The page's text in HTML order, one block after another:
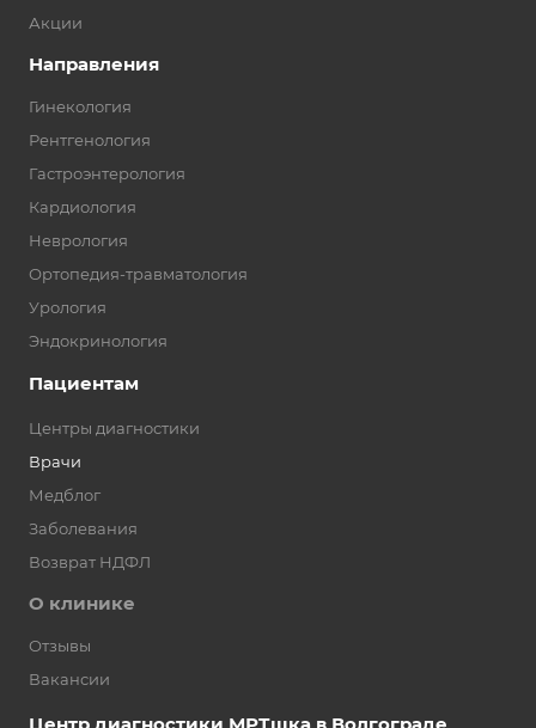
Акции
Направления
Гинекология
Рентгенология
Гастроэнтерология
Кардиология
Неврология
Ортопедия-травматология
Урология
Эндокринология
Пациентам
Центры диагностики
Врачи
Медблог
Заболевания
Возврат НДФЛ
О клинике
Отзывы
Вакансии